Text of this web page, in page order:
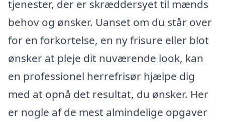
tjenester, der er skræddersyet til mænds
behov og ønsker. Uanset om du står over
for en forkortelse, en ny frisure eller blot
ønsker at pleje dit nuværende look, kan
en professionel herrefrisør hjælpe dig
med at opnå det resultat, du ønsker. Her
er nogle af de mest almindelige opgaver